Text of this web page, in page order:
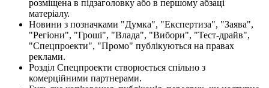
розміщена в підзаголовку або в першому абзаці
матеріалу.
Новини з позначками "Думка", "Експертиза", "Заява",
"Регіони", "Гроші", "Влада", "Вибори", "Тест-драйв",
"Спецпроекти", "Промо" публікуються на правах
реклами.
Розділ Спецпроекти створюється спільно з
комерційними партнерами.